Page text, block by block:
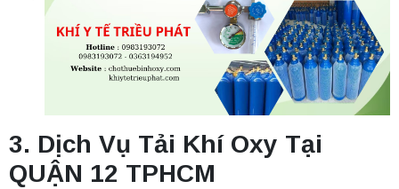
3. Dịch Vụ Tải Khí Oxy Tại
QUẬN 12 TPHCM